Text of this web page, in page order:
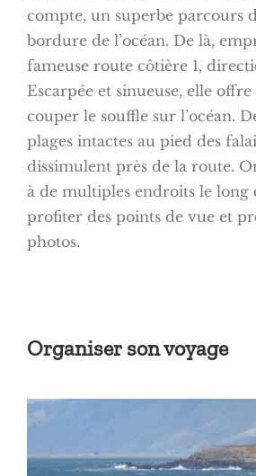
compte, un superbe parcours
bordure de l’océan. De là,
fameuse route côtière 1,
Escarpée et sinueuse, elle
couper le souffle sur l’océan.
plages intactes au pied des
dissimulent près de la route.
à de multiples endroits le long
profiter des points de vue et
photos.
Organiser son voyage